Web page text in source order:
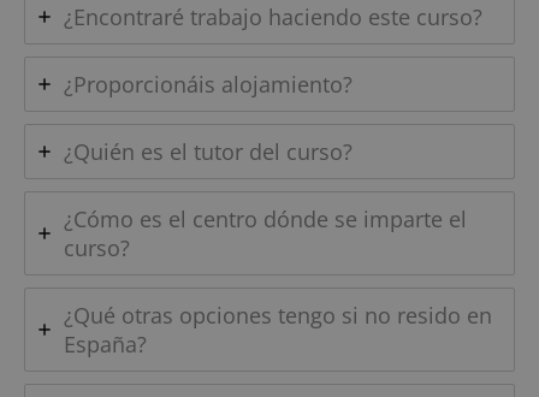
¿Encontraré trabajo haciendo este curso?
¿Proporcionáis alojamiento?
¿Quién es el tutor del curso?
¿Cómo es el centro dónde se imparte el
curso?
¿Qué otras opciones tengo si no resido en
España?